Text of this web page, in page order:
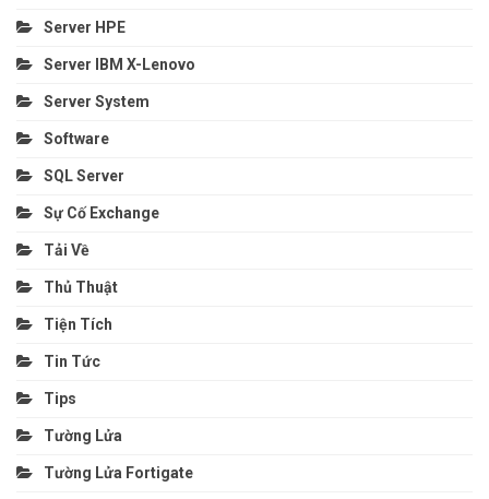
Server HPE
Server IBM X-Lenovo
Server System
Software
SQL Server
Sự Cố Exchange
Tải Về
Thủ Thuật
Tiện Tích
Tin Tức
Tips
Tường Lửa
Tường Lửa Fortigate